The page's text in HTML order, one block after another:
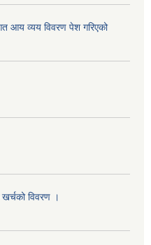
आय व्यय विवरण पेश गरिएको
विवरण ।